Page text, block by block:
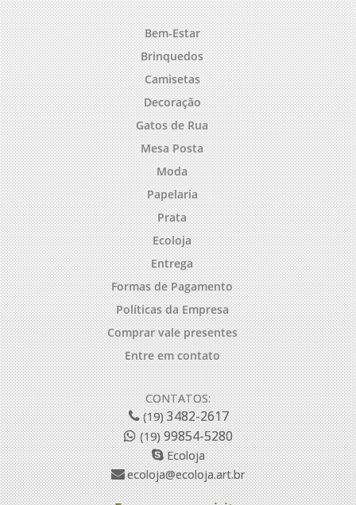
Bem-Estar
Brinquedos
Camisetas
Decoração
Gatos de Rua
Mesa Posta
Moda
Papelaria
Prata
Ecoloja
Entrega
Formas de Pagamento
Políticas da Empresa
Comprar vale presentes
Entre em contato
CONTATOS:
(19)3482-2617
(19)99854-5280
Ecoloja
ecoloja@ecoloja.art.br